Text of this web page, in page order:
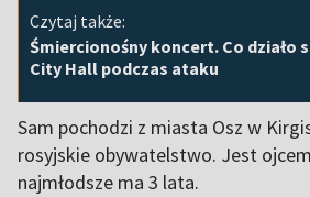
Czytaj także:
Śmiercionośny koncert. Co działo
City Hall podczas ataku
Sam pochodzi z miasta Osz w
rosyjskie obywatelstwo. Jest
najmłodsze ma 3 lata.